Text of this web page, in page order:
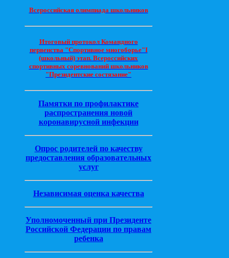
Всероссийская олимпиада школьников
Итоговый протокол Командного
первенства "Спортивное многоборье"I
(школьный) этап. Всероссийских
спортивных соревнований школьников
"Президентские состязание"
Памятки по профилактике
распространения новой
коронавирусной инфекции
Опрос родителей по качеству
предоставления образовательных
услуг
Независимая оценка качества
Уполномоченный при Президенте
Российской Федерации по правам
ребенка